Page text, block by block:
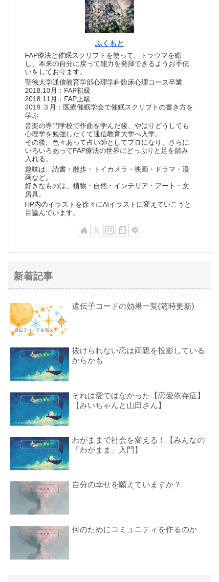
ふくもと
FAP療法と催眠スクリプトを使って、トラウマを癒
し、本来の自分に戻って能力を発揮できるようお手伝
いをしております。
聖徳大学通信教育学部心理学科臨床心理コース卒業
2018.10月：FAP初級
2018.11月：FAP上級
2019.３月：医療催眠学会で催眠スクリプトの書き方を
学ぶ
音楽の専門学校で作曲を学んだ後、やはりどうしても
心理学を勉強したくて通信教育大学へ入学。
その後、色々あって占い師としてプロになり、さらに
いろいろあってFAP療法の世界にどっぷりと足を踏み
入れる。
趣味は、読書・散歩・トイカメラ・映画・ドラマ・漫
画など。
好きなものは、植物・自然・インテリア・アート・文
房具。
HP内のイラストを徐々にAIイラストに変えていこうと
目論んでいます。
新着記事
遺伝子コードの効果一覧(随時更新)
抜けられない恋は両親を投影している
からかも
それは愛ではなかった【恋愛依存症】
【みいちゃんと山田さん】
わがままで社会を変える！【みんなの
「わがまま」入門】
自分の幸せを願えていますか？
何のためにコミュニティを作るのか